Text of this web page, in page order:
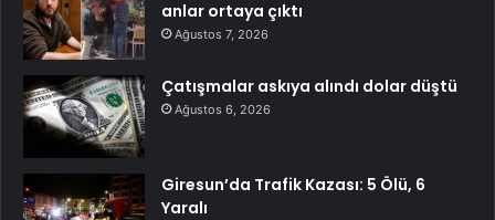
anlar ortaya çıktı
Ağustos 7, 2026
Çatışmalar askıya alındı dolar düştü
Ağustos 6, 2026
Giresun’da Trafik Kazası: 5 Ölü, 6
Yaralı